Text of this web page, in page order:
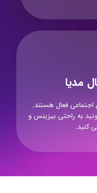
مدیا
اجتماعی فعال هستند.
به راحتی بیزینس و
کنید.